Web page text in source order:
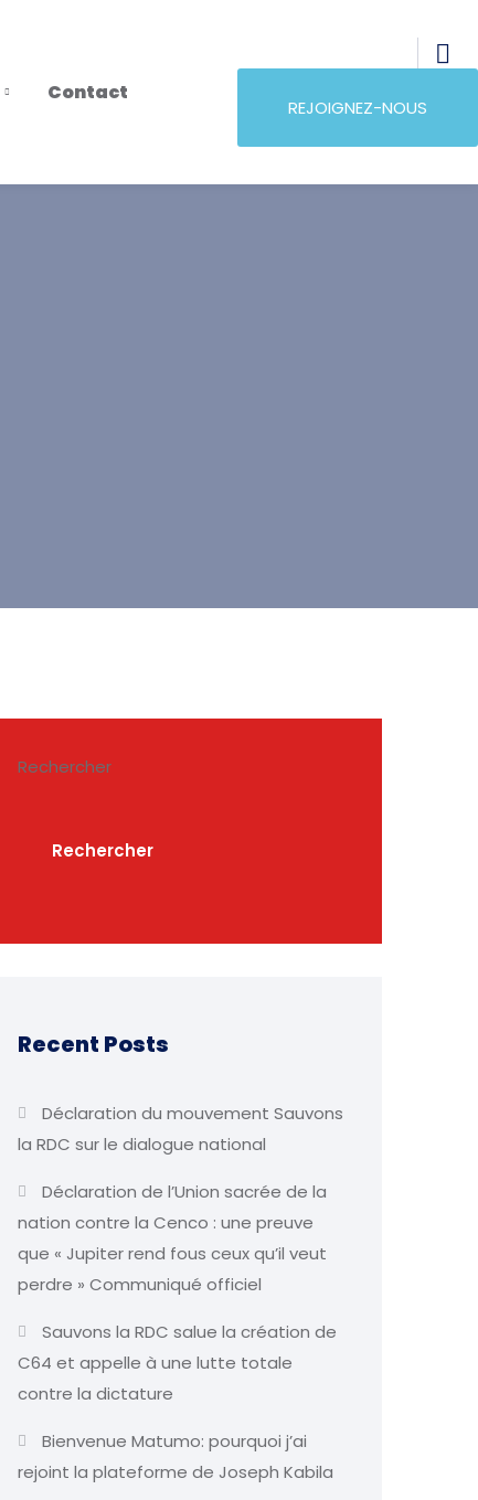
Contact
REJOIGNEZ-NOUS
Rechercher
Rechercher
Recent Posts
Déclaration du mouvement Sauvons
la RDC sur le dialogue national
Déclaration de l’Union sacrée de la
nation contre la Cenco : une preuve
que « Jupiter rend fous ceux qu’il veut
perdre » Communiqué officiel
Sauvons la RDC salue la création de
C64 et appelle à une lutte totale
contre la dictature
Bienvenue Matumo: pourquoi j’ai
rejoint la plateforme de Joseph Kabila